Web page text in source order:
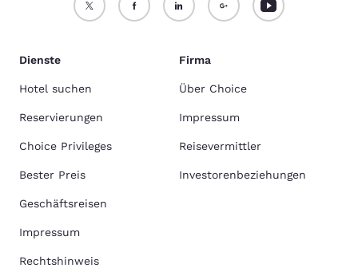
Dienste
Hotel suchen
Reservierungen
Choice Privileges
Bester Preis
Geschäftsreisen
Impressum
Rechtshinweis
Firma
Über Choice
Impressum
Reisevermittler
Investorenbeziehungen